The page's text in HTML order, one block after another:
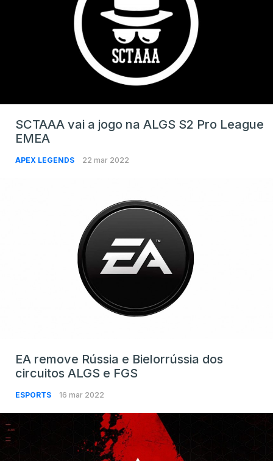
SCTAAA vai a jogo na ALGS S2 Pro League
EMEA
APEX LEGENDS 22 mar 2022
EA remove Rússia e Bielorrússia dos
circuitos ALGS e FGS
ESPORTS 16 mar 2022